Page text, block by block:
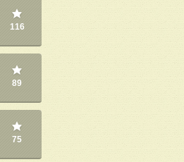
116
89
75